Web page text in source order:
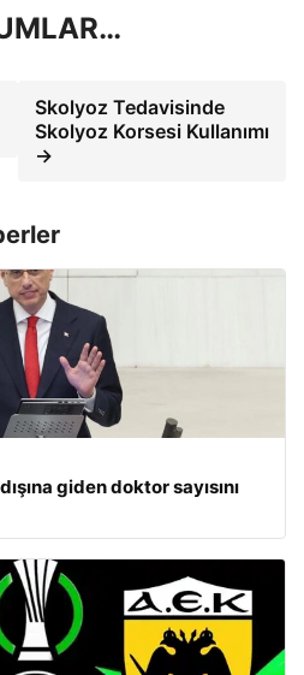
Skolyoz Tedavisinde
Skolyoz Korsesi Kullanımı
→
giden doktor sayısını